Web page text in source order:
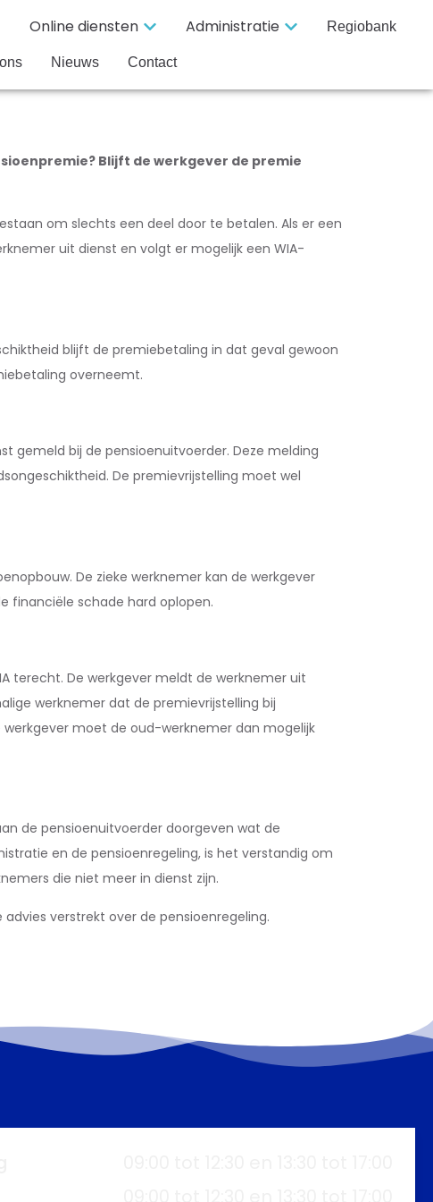
Online diensten Administratie Regiobank
Nieuws Contact
Blijft de werkgever de premie
om slechts een deel door te betalen. Als er een
uit dienst en volgt er mogelijk een WIA-
blijft de premiebetaling in dat geval gewoon
overneemt.
gemeld bij de pensioenuitvoerder. Deze melding
De premievrijstelling moet wel
De zieke werknemer kan de werkgever
financiële schade hard oplopen.
terecht. De werkgever meldt de werknemer uit
werknemer dat de premievrijstelling bij
werkgever moet de oud-werknemer dan mogelijk
de pensioenuitvoerder doorgeven wat de
en de pensioenregeling, is het verstandig om
die niet meer in dienst zijn.
verstrekt over de pensioenregeling.